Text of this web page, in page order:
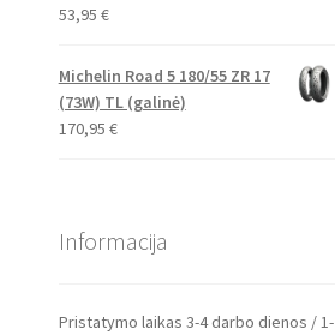
53,95 €
Michelin Road 5 180/55 ZR 17
(73W) TL (galinė)
170,95 €
Informacija
Pristatymo laikas 3-4 darbo dienos / 1-